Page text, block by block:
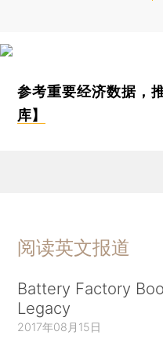
参考重要经济数据，
库】
阅读英文报道
Battery Factory
Legacy
2017年08月15日